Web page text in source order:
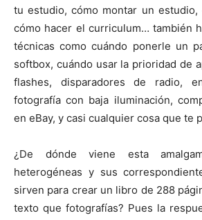
tu estudio, cómo montar un
cómo hacer el curriculum… también
técnicas como cuándo ponerle un
softbox, cuándo usar la prioridad de
flashes, disparadores de radio,
fotografía con baja iluminación,
en eBay, y casi cualquier cosa que te
¿De dónde viene esta
heterogéneas y sus
sirven para crear un libro de 288
texto que fotografías? Pues la